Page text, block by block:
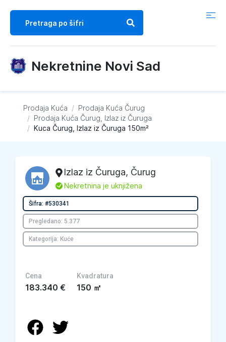
Nekretnine Novi Sad
Prodaja Kuća / Prodaja Kuća Čurug
/ Prodaja Kuća Čurug, Izlaz iz Čuruga
/ Kuca Čurug, Izlaz iz Čuruga 150m²
Izlaz iz Čuruga, Čurug
L Nekretnina je uknjižena
Šifra: #530341
Pregledano: 5.377
Kategorija: Kuće
Cena
183.340 €
Kvadratura
150 ㎡